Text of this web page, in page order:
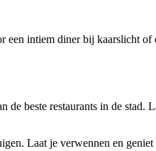
intiem diner bij kaarslicht of
beste restaurants in de stad.
Laat je verwennen en